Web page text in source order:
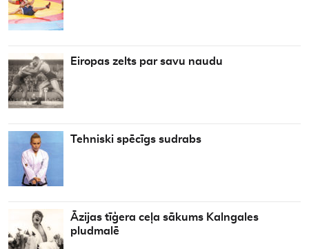
Eiropas zelts par savu naudu
Tehniski spēcīgs sudrabs
Āzijas tīģera ceļa sākums Kalngales
pludmalē